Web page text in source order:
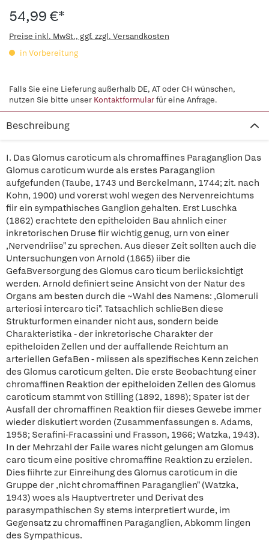
54,99 €*
Preise inkl. MwSt., ggf. zzgl. Versandkosten
in Vorbereitung
Falls Sie eine Lieferung außerhalb DE, AT oder CH wünschen,
nutzen Sie bitte unser Kontaktformularfür eine Anfrage.
Beschreibung
I. Das Glomus caroticum als chromaffines Paraganglion Das
Glomus caroticum wurde als erstes Paraganglion
aufgefunden (Taube, 1743 und Berckelmann, 1744; zit. nach
Kohn, 1900) und vorerst wohl wegen des Nervenreichtums
fiir ein sympathisches Ganglion gehalten. Erst Luschka
(1862) erachtete den epitheloiden Bau ahnlich einer
inkretorischen Druse fiir wichtig genug, urn von einer
,Nervendriise" zu sprechen. Aus dieser Zeit sollten auch die
Untersuchungen von Arnold (1865) iiber die
GefaBversorgung des Glomus caro ticum beriicksichtigt
werden. Arnold definiert seine Ansicht von der Natur des
Organs am besten durch die ~Wahl des Namens: ,Glomeruli
arteriosi intercaro tici". Tatsachlich schlieBen diese
Strukturformen einander nicht aus, sondern beide
Charakteristika - der inkretorische Charakter der
epitheloiden Zellen und der auffallende Reichtum an
arteriellen GefaBen - miissen als spezifisches Kenn zeichen
des Glomus caroticum gelten. Die erste Beobachtung einer
chromaffinen Reaktion der epitheloiden Zellen des Glomus
caroticum stammt von Stilling (1892, 1898); Spater ist der
Ausfall der chromaffinen Reaktion fiir dieses Gewebe immer
wieder diskutiert worden (Zusammenfassungen s. Adams,
1958; Serafini-Fracassini und Frasson, 1966; Watzka, 1943).
In der Mehrzahl der Faile wares nicht gelungen am Glomus
caro ticum eine positive chromaffine Reaktion zu erzielen.
Dies fiihrte zur Einreihung des Glomus caroticum in die
Gruppe der ,nicht chromaffinen Paraganglien" (Watzka,
1943) woes als Hauptvertreter und Derivat des
parasympathischen Sy stems interpretiert wurde, im
Gegensatz zu chromaffinen Paraganglien, Abkomm lingen
des Sympathicus.